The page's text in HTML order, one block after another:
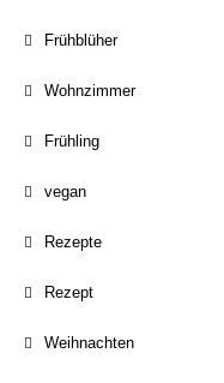
Frühblüher
Wohnzimmer
Frühling
vegan
Rezepte
Rezept
Weihnachten